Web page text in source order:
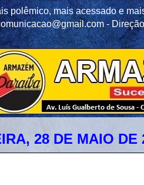
polêmico, mais acessado e
-
28 DE MAIO DE